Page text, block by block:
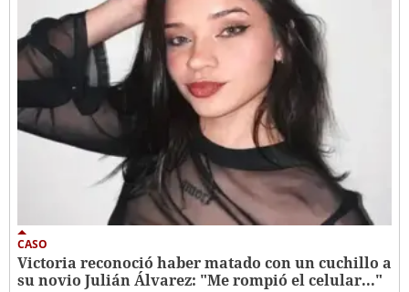
CASO
Victoria reconoció haber matado con un cuchillo a
su novio Julián Álvarez: "Me rompió el celular..."